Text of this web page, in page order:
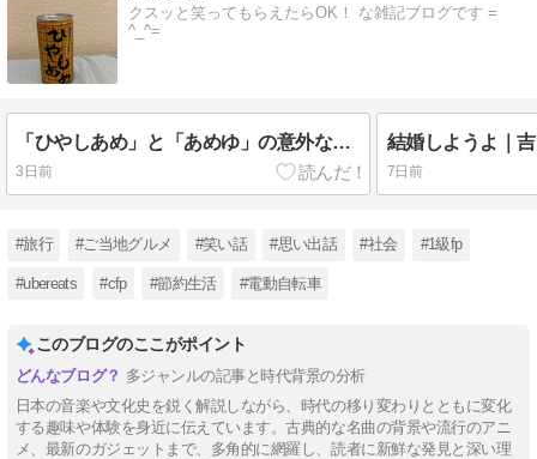
クスッと笑ってもらえたらOK！ な雑記ブログです =
^_^=
「ひやしあめ」と「あめゆ」の意外な関係｜サンガリア自販機で知った驚きの事実
3日前 7日前
#旅行 #ご当地グルメ #笑い話 #思い出話 #社会 #1級fp
#ubereats #cfp #節約生活 #電動自転車
このブログのここがポイント
多ジャンルの記事と時代背景の分析
日本の音楽や文化史を鋭く解説しながら、時代の移り変わりとともに変化
する趣味や体験を身近に伝えています。古典的な名曲の背景や流行のアニ
メ、最新のガジェットまで、多角的に網羅し、読者に新鮮な発見と深い理